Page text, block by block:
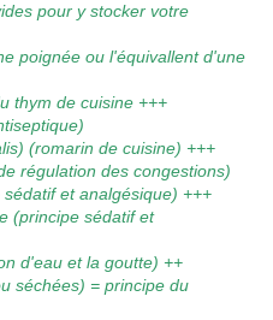
pour y stocker votre
poignée ou l'équivallent d'une
thym de cuisine +++
(romarin de cuisine) +++
régulation des congestions)
et analgésique) +++
(principe sédatif et
d'eau et la goutte) ++
séchées) = principe du